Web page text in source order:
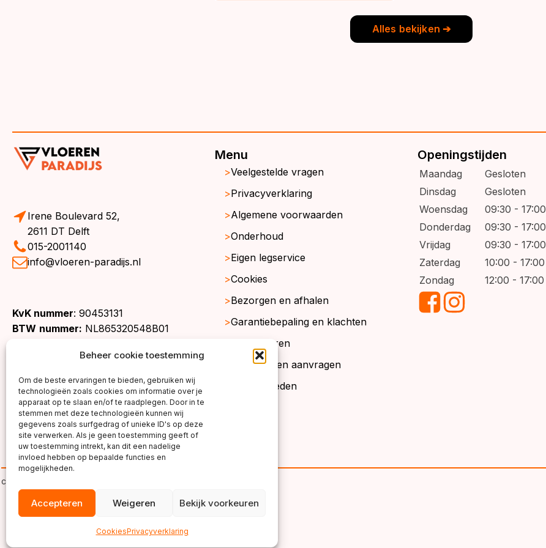
Beheer cookie toestemming
Om de beste ervaringen te bieden, gebruiken wij
technologieën zoals cookies om informatie over je
apparaat op te slaan en/of te raadplegen. Door in te
stemmen met deze technologieën kunnen wij
gegevens zoals surfgedrag of unieke ID's op deze
site verwerken. Als je geen toestemming geeft of
uw toestemming intrekt, kan dit een nadelige
invloed hebben op bepaalde functies en
mogelijkheden.
Accepteren Weigeren Bekijk voorkeuren
CookiesPrivacyverklaring
Alles bekijken ➔
Irene Boulevard 52,
2611 DT Delft
015-2001140
info@vloeren-paradijs.nl
KvK nummer: 90453131
BTW nummer: NL865320548B01
Menu
Veelgestelde vragen
Privacyverklaring
Algemene voorwaarden
Onderhoud
Eigen legservice
Cookies
Bezorgen en afhalen
Garantiebepaling en klachten
Retourneren
Gratis stalen aanvragen
Werkgebieden
Openingstijden
Maandag
Gesloten
Dinsdag
Gesloten
Woensdag
09:30 - 17:00
Donderdag
09:30 - 17:00
Vrijdag
09:30 - 17:00
Zaterdag
10:00 - 17:00
Zondag
12:00 - 17:00
copyright ©2026